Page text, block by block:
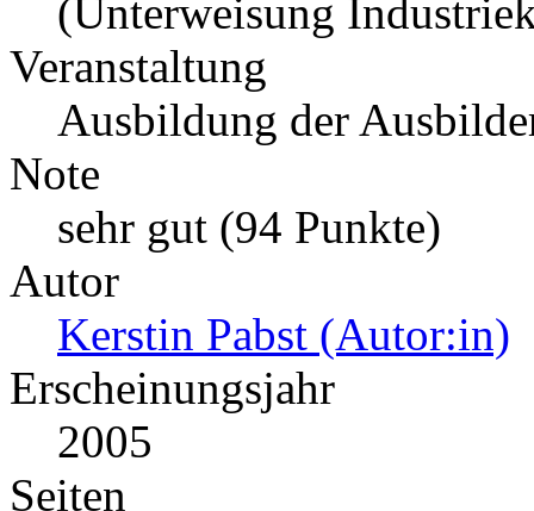
(Unterweisung
Veranstaltung
Ausbildung der
Note
sehr gut (94 Punkte)
Autor
Kerstin Pabst (Autor:in)
Erscheinungsjahr
2005
Seiten